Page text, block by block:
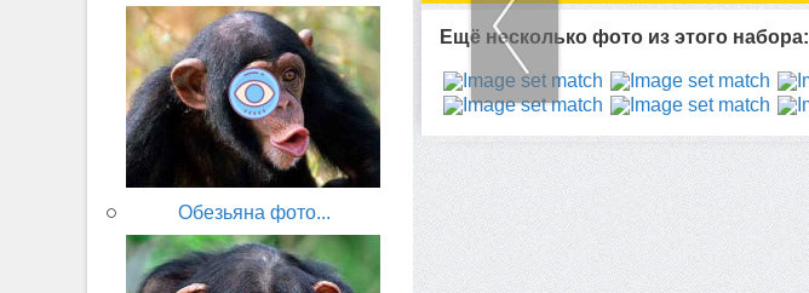
Обезьяна фото...
Ещё несколько фото из этого набора: